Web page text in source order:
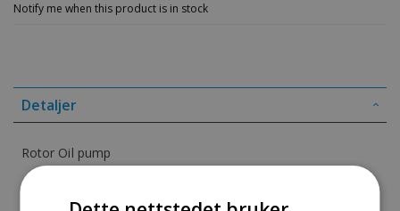
Notify me when this product is in stock
Detaljer
Rotor Oil pump
33940-15A10